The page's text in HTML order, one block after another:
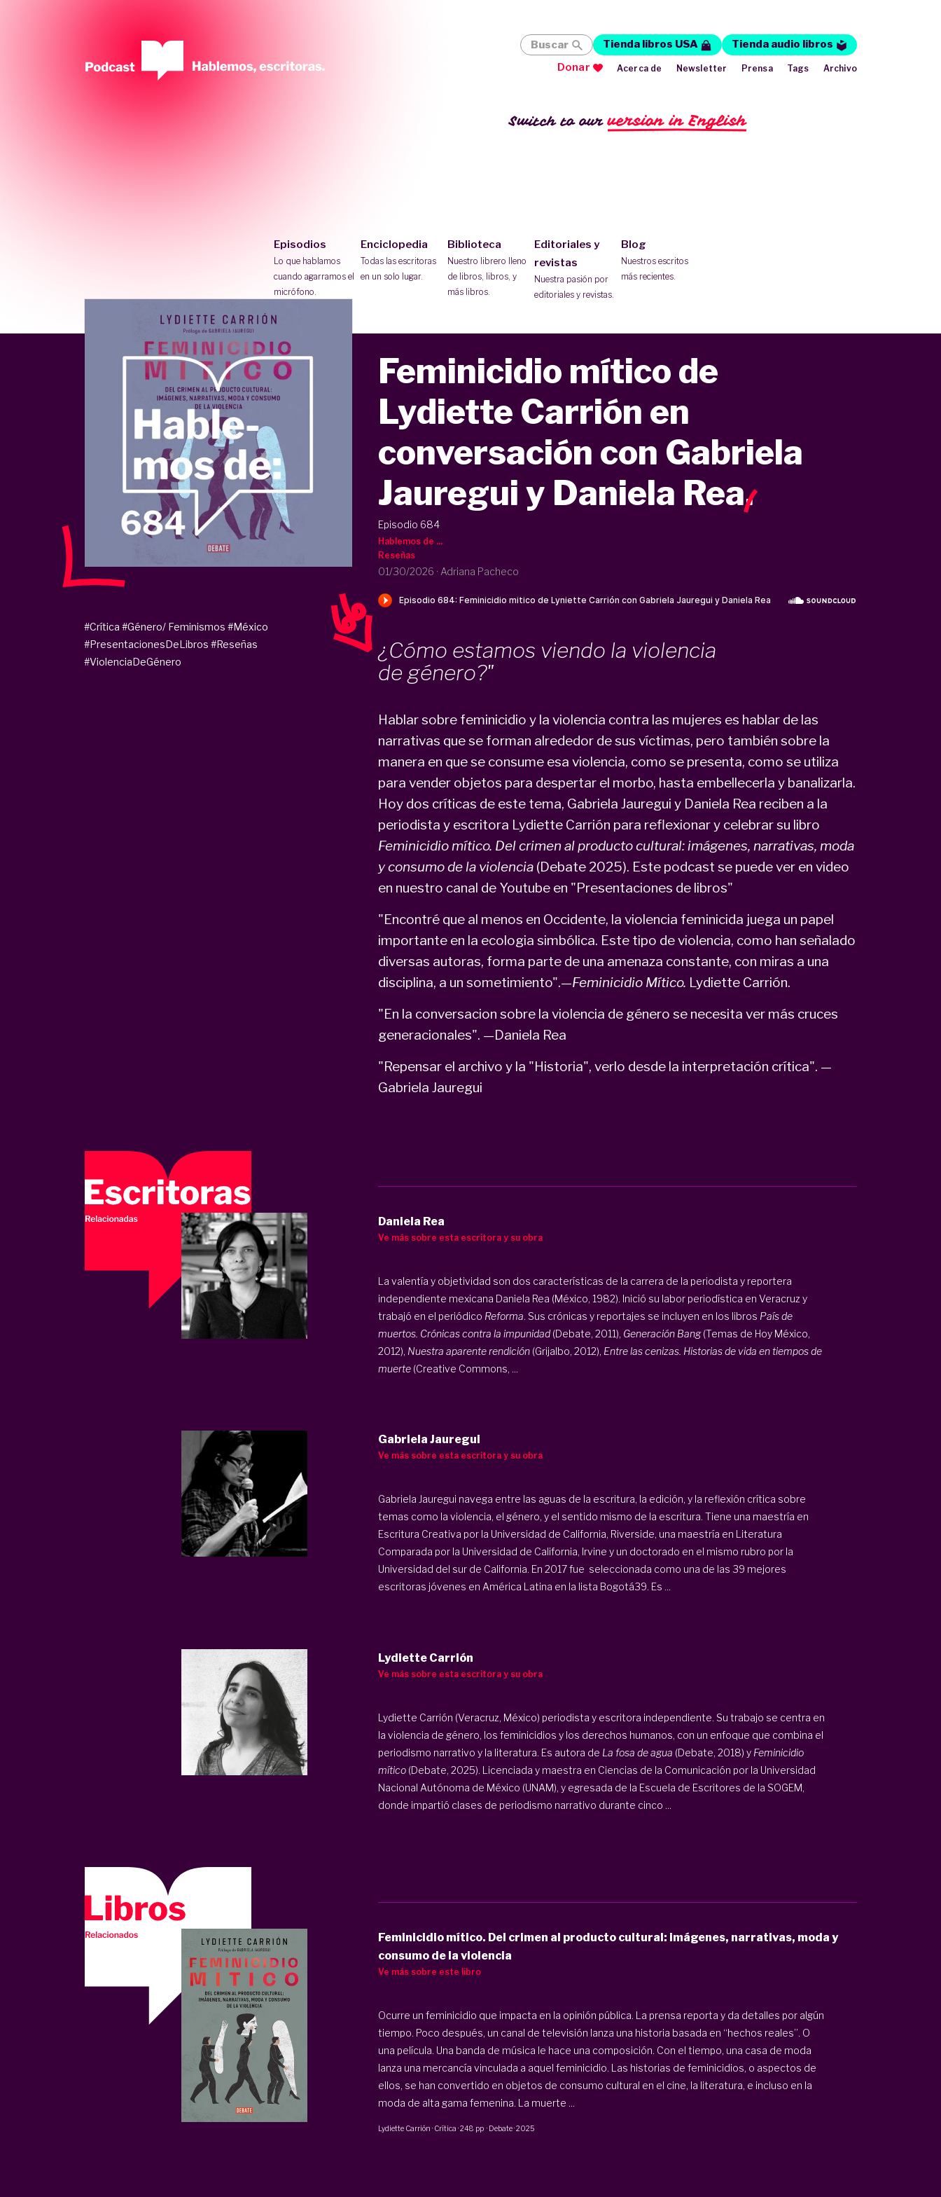
Switch to ourversion in English
Episodios
Lo que hablamos
cuando agarramos el
micrófono.
Enciclopedia
Todas las escritoras
en un solo lugar.
Biblioteca
Nuestro librero lleno
de libros, libros, y
más libros.
Editoriales y
revistas
Nuestra pasión por
editoriales y revistas.
Blog
Nuestros escritos
más recientes.
Buscar Tienda libros USA
Tienda audio libros
Donar
Acerca de Newsletter Prensa Tags Archivo
Feminicidio mítico de
Lydiette Carrión en
conversación con Gabriela
Jauregui y Daniela Rea.
Episodio 684
Hablemos de ...
Reseñas
01/30/2026 · Adriana Pacheco
¿Cómo estamos viendo la violencia
de género?"
Hablar sobre feminicidio y la violencia contra las mujeres es hablar de las
narrativas que se forman alrededor de sus víctimas, pero también sobre la
manera en que se consume esa violencia, como se presenta, como se utiliza
para vender objetos para despertar el morbo, hasta embellecerla y banalizarla.
Hoy dos críticas de este tema, Gabriela Jauregui y Daniela Rea reciben a la
periodista y escritora Lydiette Carrión para reflexionar y celebrar su libro
Feminicidio mítico. Del crimen al producto cultural: imágenes, narrativas, moda
y consumo de la violencia(Debate 2025). Este podcast se puede ver en video
en nuestro canal de Youtube en "Presentaciones de libros"
"Encontré que al menos en Occidente, la violencia feminicida juega un papel
importante en la ecologia simbólica. Este tipo de violencia, como han señalado
diversas autoras, forma parte de una amenaza constante, con miras a una
disciplina, a un sometimiento".—Feminicidio Mítico. Lydiette Carrión.
"En la conversacion sobre la violencia de género se necesita ver más cruces
generacionales". —Daniela Rea
"Repensar el archivo y la "Historia", verlo desde la interpretación crítica". —
Gabriela Jauregui
#Crítica #Género/ Feminismos #México
#PresentacionesDeLibros #Reseñas
#ViolenciaDeGénero
Daniela Rea
Ve más sobre esta escritora y su obra
La valentía y objetividad son dos características de la carrera de la periodista y reportera
independiente mexicana Daniela Rea (México, 1982). Inició su labor periodística en Veracruz y
trabajó en el periódico Reforma. Sus crónicas y reportajes se incluyen en los libros País de
muertos. Crónicas contra la impunidad(Debate, 2011), Generación Bang(Temas de Hoy México,
2012), Nuestra aparente rendición(Grijalbo, 2012), Entre las cenizas. Historias de vida en tiempos de
muerte (Creative Commons, ...
Gabriela Jauregui
Ve más sobre esta escritora y su obra
Gabriela Jauregui navega entre las aguas de la escritura, la edición, y la reflexión crítica sobre
temas como la violencia, el género, y el sentido mismo de la escritura. Tiene una maestría en
Escritura Creativa por la Universidad de California, Riverside, una maestría en Literatura
Comparada por la Universidad de California, Irvine y un doctorado en el mismo rubro por la
Universidad del sur de California. En 2017 fue seleccionada como una de las 39 mejores
escritoras jóvenes en América Latina en la lista Bogotá39. Es ...
Lydiette Carrión
Ve más sobre esta escritora y su obra
Lydiette Carrión (Veracruz, México) periodista y escritora independiente. Su trabajo se centra en
la violencia de género, los feminicidios y los derechos humanos, con un enfoque que combina el
periodismo narrativo y la literatura. Es autora de La fosa de agua (Debate, 2018) y Feminicidio
mítico(Debate, 2025). Licenciada y maestra en Ciencias de la Comunicación por la Universidad
Nacional Autónoma de México (UNAM), y egresada de la Escuela de Escritores de la SOGEM,
donde impartió clases de periodismo narrativo durante cinco ...
Feminicidio mítico. Del crimen al producto cultural: imágenes, narrativas, moda y
consumo de la violencia
Ve más sobre este libro
Ocurre un feminicidio que impacta en la opinión pública. La prensa reporta y da detalles por algún
tiempo. Poco después, un canal de televisión lanza una historia basada en “hechos reales”. O
una película. Una banda de música le hace una composición. Con el tiempo, una casa de moda
lanza una mercancía vinculada a aquel feminicidio. Las historias de feminicidios, o aspectos de
ellos, se han convertido en objetos de consumo cultural en el cine, la literatura, e incluso en la
moda de alta gama femenina. La muerte ...
Lydiette Carrión · Crítica ·248 pp· Debate ·2025